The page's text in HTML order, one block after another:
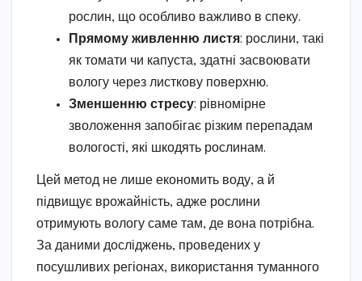
рослин, що особливо важливо в спеку.
Прямому живленню листя: рослини, такі
як томати чи капуста, здатні засвоювати
вологу через листкову поверхню.
Зменшенню стресу: рівномірне
зволоження запобігає різким перепадам
вологості, які шкодять рослинам.
Цей метод не лише економить воду, а й
підвищує врожайність, адже рослини
отримують вологу саме там, де вона потрібна.
За даними досліджень, проведених у
посушливих регіонах, використання туманного